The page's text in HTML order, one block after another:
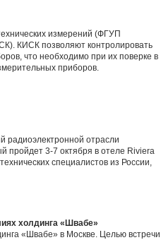
измерений (ФГУП
КИСК позволяют контролировать
что необходимо при их поверке в
приборов.
радиоэлектронной отрасли
пройдет 3-7 октября в отеле Riviera
специалистов из России,
холдинга «Швабе»
«Швабе» в Москве. Целью встречи